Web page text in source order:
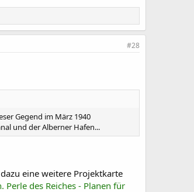
#28
Gegend im März 1940
und der Alberner Hafen...
eine weitere Projektkarte
Perle des Reiches - Planen für